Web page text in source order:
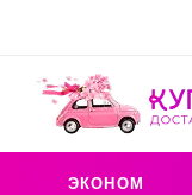
ЭКОНОМ